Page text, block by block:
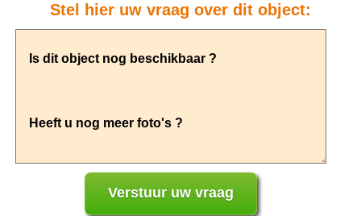
Stel hier uw vraag over dit object: